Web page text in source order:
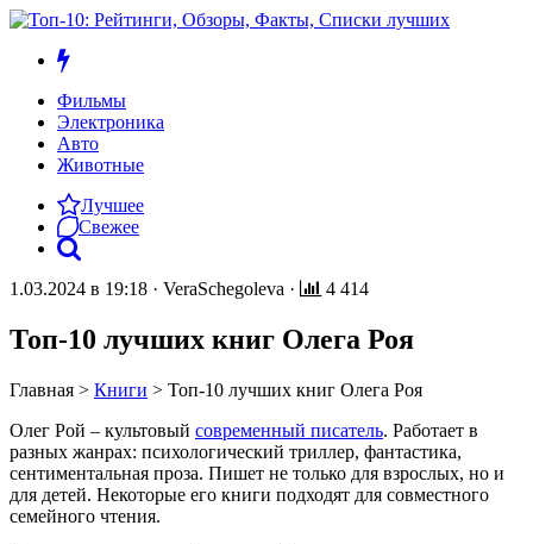
Фильмы
Электроника
Авто
Животные
Лучшее
Свежее
1.03.2024 в 19:18 · VeraSchegoleva · 4 414
Топ-10 лучших книг Олега Роя
Главная > Книги > Топ-10 лучших книг Олега Роя
Олег Рой – культовый современный писатель. Работает в
разных жанрах: психологический триллер, фантастика,
сентиментальная проза. Пишет не только для взрослых, но и
для детей. Некоторые его книги подходят для совместного
семейного чтения.